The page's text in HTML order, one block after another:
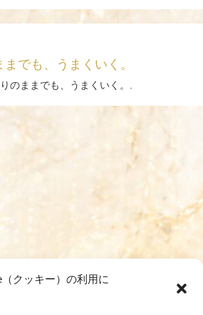
クッキー）の利用に
までも、うまくいく。
のままでも、うまくいく。.